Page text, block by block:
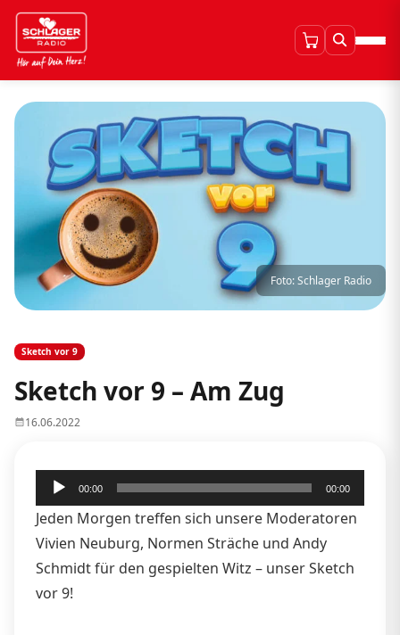
Foto: Schlager Radio
Sketch vor 9
Sketch vor 9 – Am Zug
16.06.2022
Audio-
Player
00:00 00:00
Jeden Morgen treffen sich unsere Moderatoren
Vivien Neuburg, Normen Sträche und Andy
Schmidt für den gespielten Witz – unser Sketch
vor 9!